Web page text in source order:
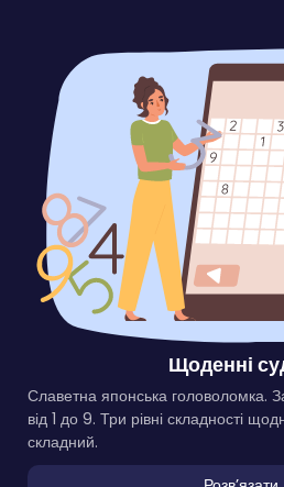
Щоденні
Славетна японська головоломка.
від 1 до 9. Три рівні складності
складний.